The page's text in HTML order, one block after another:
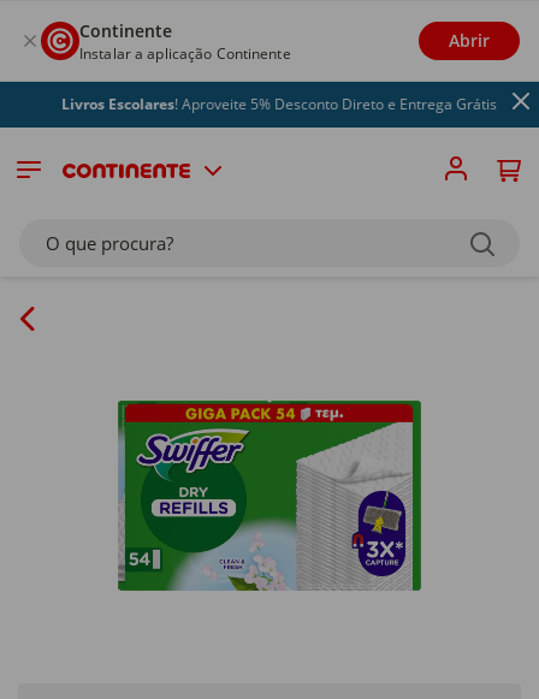
Continente
Instalar a aplicação Continente
Abrir
Livros Escolares! Aproveite 5% Desconto Direto e Entrega Grátis
O que procura?